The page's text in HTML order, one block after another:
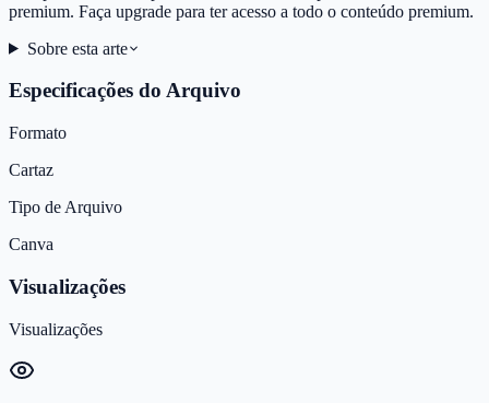
premium. Faça upgrade para ter acesso a todo o conteúdo premium.
Sobre esta arte
Especificações do Arquivo
Formato
Cartaz
Tipo de Arquivo
Canva
Visualizações
Visualizações